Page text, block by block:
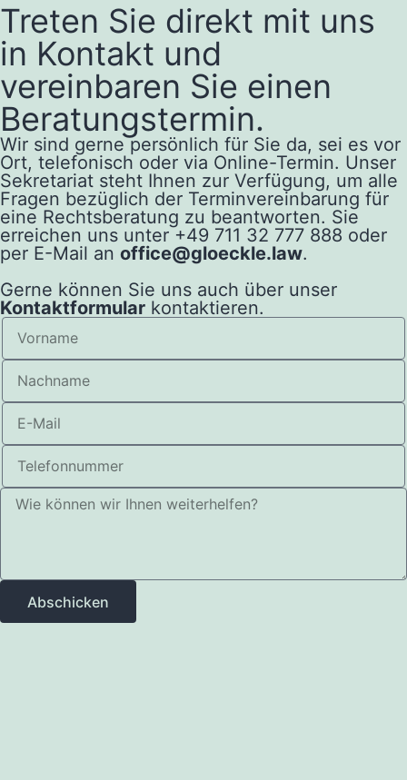
Treten Sie direkt mit uns
in Kontakt und
vereinbaren Sie einen
Beratungstermin.
Wir sind gerne persönlich für Sie da, sei es vor
Ort, telefonisch oder via Online-Termin. Unser
Sekretariat steht Ihnen zur Verfügung, um alle
Fragen bezüglich der Terminvereinbarung für
eine Rechtsberatung zu beantworten. Sie
erreichen uns unter +49 711 32 777 888 oder
per E-Mail an office@gloeckle.law.
Gerne können Sie uns auch über unser
Kontaktformular kontaktieren.
Abschicken